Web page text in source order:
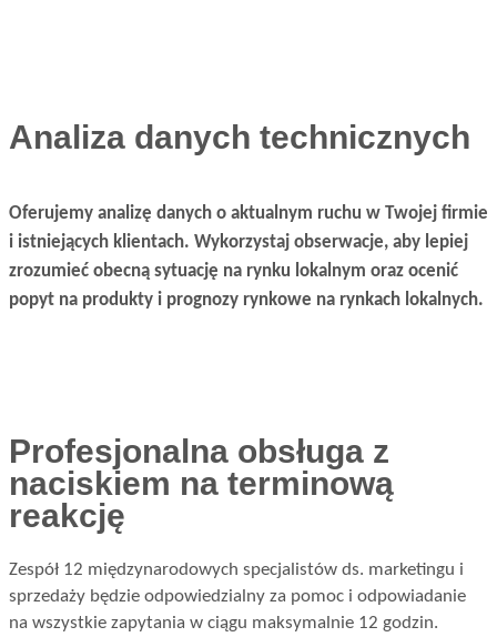
Analiza danych technicznych
Oferujemy analizę danych o aktualnym ruchu w Twojej firmie
i istniejących klientach. Wykorzystaj obserwacje, aby lepiej
zrozumieć obecną sytuację na rynku lokalnym oraz ocenić
popyt na produkty i prognozy rynkowe na rynkach lokalnych.
Profesjonalna obsługa z
naciskiem na terminową
reakcję
Zespół 12 międzynarodowych specjalistów ds. marketingu i
sprzedaży będzie odpowiedzialny za pomoc i odpowiadanie
na wszystkie zapytania w ciągu maksymalnie 12 godzin.